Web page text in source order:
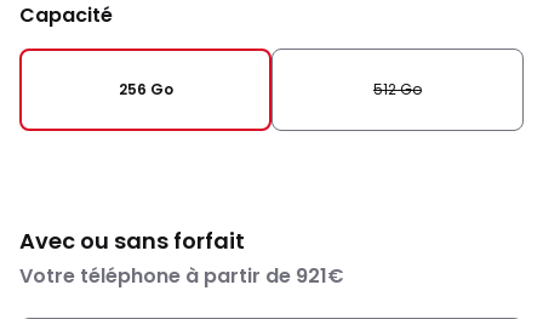
Capacité
256 Go 512 Go
Avec ou sans forfait
Votre téléphone à partir de 921€